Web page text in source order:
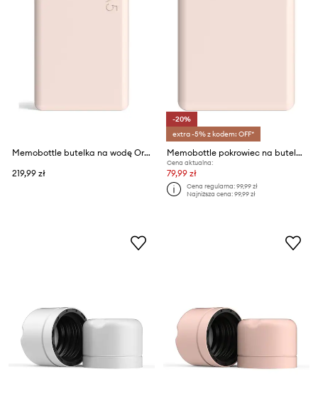
Memobottle butelka na wodę Original A5 750 ml
219,99 zł
-20%
extra -5% z kodem: OFF*
Memobottle pokrowiec na butelkę A5 Pale Coral Silicone Sleeve
Cena aktualna:
79,99 zł
Cena regularna:99,99 zł
Najniższa cena:99,99 zł